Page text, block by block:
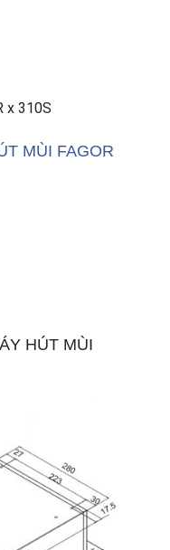
x 310S
MÙI FAGOR
HÚT MÙI